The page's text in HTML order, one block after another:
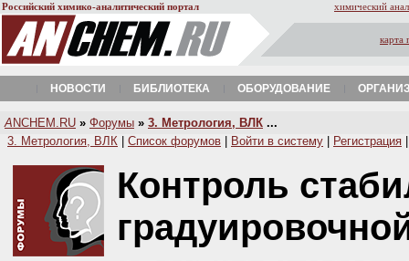
Российский химико-аналитический портал химический
карта
НОВОСТИ БИБЛИОТЕКА ОБОРУДОВАНИЕ
A NCHEM.RU » Форумы » 3. Метрология, ВЛК ...
3. Метрология, ВЛК
Список форумов Войти в систему Регистрация
Контроль